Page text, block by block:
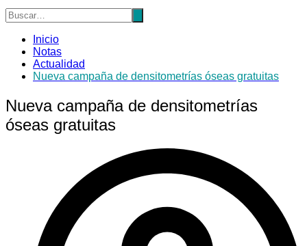
Inicio
Notas
Actualidad
Nueva campaña de densitometrías óseas gratuitas
Nueva campaña de densitometrías
óseas gratuitas